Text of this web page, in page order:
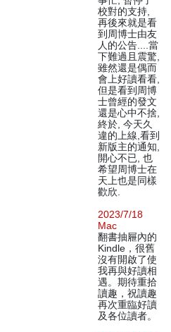
校對的支持,
再後來就是看
到周博士由友
人的公告....當
下難過且震驚,
雖然還是偶而
會上好讀看看,
但是看到周博
士曾經的發文
還是心中不捨,
終於, 今天久
違的上線,看到
新版主的通知,
開心不已, 也
希望周博士在
天上也是同樣
歡欣.
2023/7/18
Mac
翻書抽屜內的
Kindle，很舊
沒有開啟了使
我再與好讀相
遇。期待重拾
讀趣，祝讀趣
再次重臨好讀
及各位讀者。